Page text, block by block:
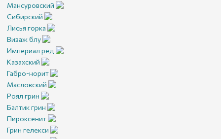
Мансуровский
Сибирский
Лисья горка
Визаж блу
Империал ред
Казахский
Габро-норит
Масловский
Роял грин
Балтик грин
Пироксенит
Грин гелекси